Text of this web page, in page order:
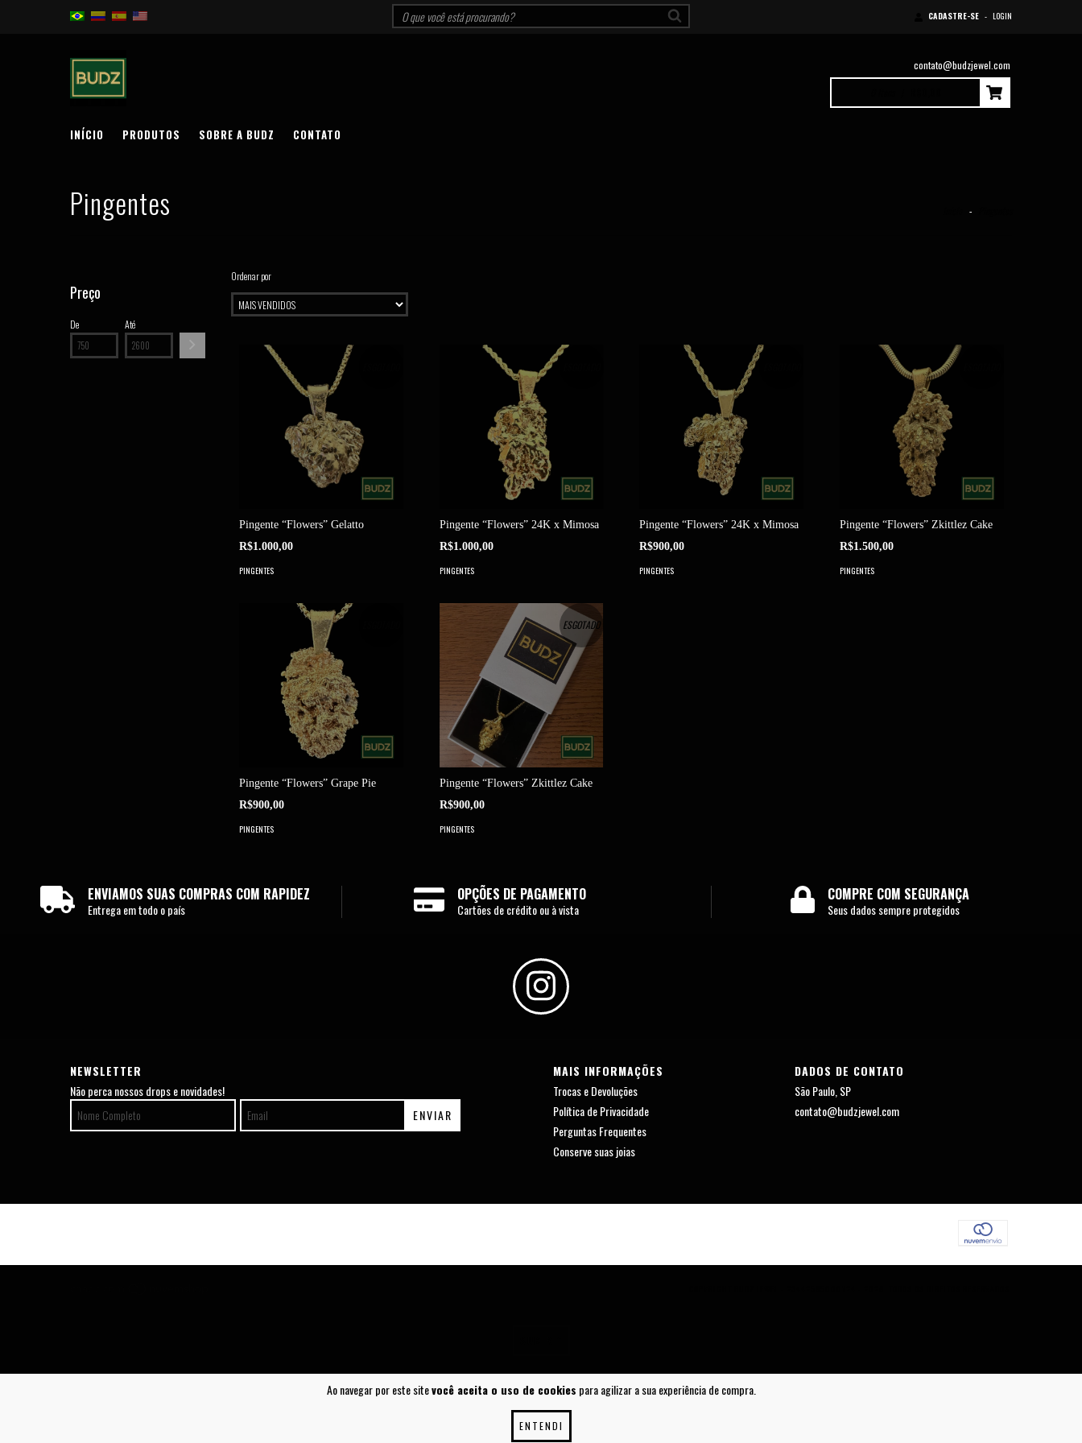
CADASTRE-SE - LOGIN
Ao navegar por este sitevocê aceita o uso de cookies para agilizar a sua experiência de compra.
ENTENDI
contato@budzjewel.com
INÍCIO PRODUTOS SOBRE A BUDZ CONTATO
Pingentes -
Preço
De Até
Ordenar por
Pingente “Flowers” Gelatto
R$1.000,00
PINGENTES
Pingente “Flowers” 24K x Mimosa
R$1.000,00
PINGENTES
Pingente “Flowers” 24K x Mimosa
R$900,00
PINGENTES
Pingente “Flowers” Zkittlez Cake
R$1.500,00
PINGENTES
Pingente “Flowers” Grape Pie
R$900,00
PINGENTES
ESGOTADO
Pingente “Flowers” Zkittlez Cake
R$900,00
PINGENTES
ENVIAMOS SUAS COMPRAS COM RAPIDEZ
Entrega em todo o país
OPÇÕES DE PAGAMENTO
Cartões de crédito ou à vista
COMPRE COM SEGURANÇA
Seus dados sempre protegidos
NEWSLETTER
Não perca nossos drops e novidades!
MAIS INFORMAÇÕES
Trocas e Devoluções
Política de Privacidade
Perguntas Frequentes
Conserve suas joias
DADOS DE CONTATO
São Paulo, SP
contato@budzjewel.com